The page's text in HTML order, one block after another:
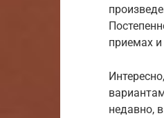
приемах
недавно,